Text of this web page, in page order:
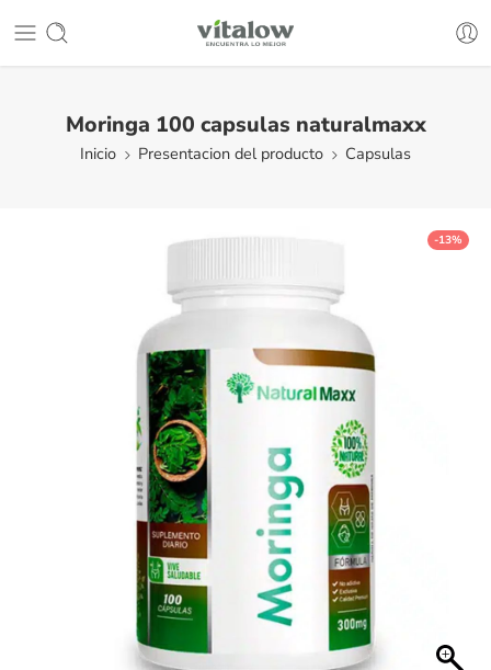
Moringa 100 capsulas naturalmaxx
Inicio Presentacion del producto Capsulas
-13%